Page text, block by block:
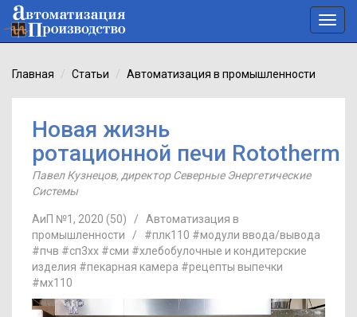
Главная Статьи Автоматизация в промышленности
Новая жизнь
ротационной печи Rototherm
Павел Кузнецов, директор Северные Энергетические
Системы
АиП №1, 2020 (50) / Автоматизация в
промышленности / #плк110 #модули ввода/вывода
#пчв #сп3хх #сми #хлебобулочные и кондитерские
изделия #пекарная камера #рецепты выпечки
#мх110